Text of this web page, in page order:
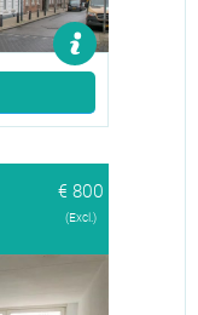
€ 800
(Excl.)